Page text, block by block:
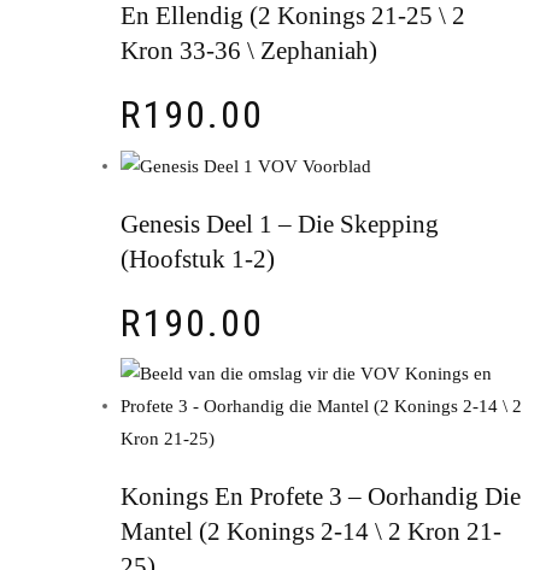
En Ellendig (2 Konings 21-25 \ 2
Kron 33-36 \ Zephaniah)
R190.00
Genesis Deel 1 – Die Skepping
(Hoofstuk 1-2)
R190.00
Konings En Profete 3 – Oorhandig Die
Mantel (2 Konings 2-14 \ 2 Kron 21-